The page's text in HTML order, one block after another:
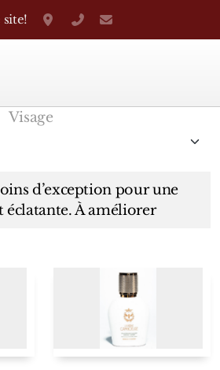
site! Grand-Rue 38, Genève
+41 22 310 38 75
Visage
d’exception pour une
éclatante. À améliorer